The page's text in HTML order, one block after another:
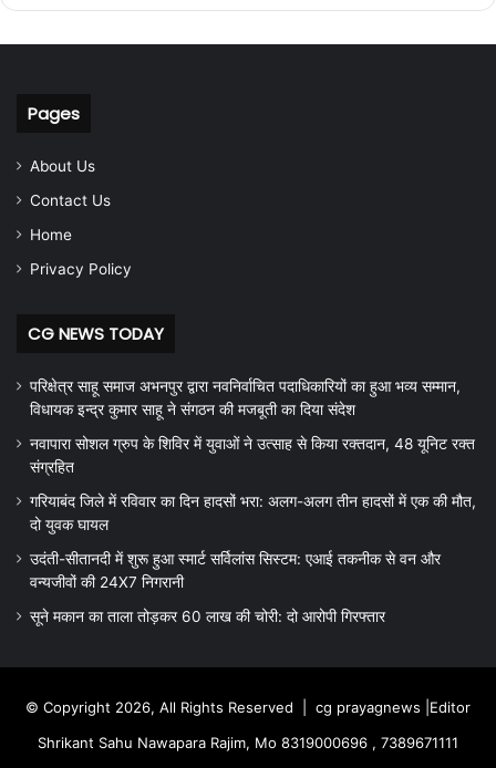
Pages
About Us
Contact Us
Home
Privacy Policy
CG NEWS TODAY
परिक्षेत्र साहू समाज अभनपुर द्वारा नवनिर्वाचित पदाधिकारियों का हुआ भव्य सम्मान,
विधायक इन्द्र कुमार साहू ने संगठन की मजबूती का दिया संदेश
नवापारा सोशल ग्रुप के शिविर में युवाओं ने उत्साह से किया रक्तदान, 48 यूनिट रक्त
संग्रहित
गरियाबंद जिले में रविवार का दिन हादसों भरा: अलग-अलग तीन हादसों में एक की मौत,
दो युवक घायल
उदंती-सीतानदी में शुरू हुआ स्मार्ट सर्विलांस सिस्टम: एआई तकनीक से वन और
वन्यजीवों की 24X7 निगरानी
सूने मकान का ताला तोड़कर 60 लाख की चोरी: दो आरोपी गिरफ्तार
© Copyright 2026, All Rights Reserved | cg prayagnews |Editor
Shrikant Sahu Nawapara Rajim, Mo 8319000696 , 7389671111